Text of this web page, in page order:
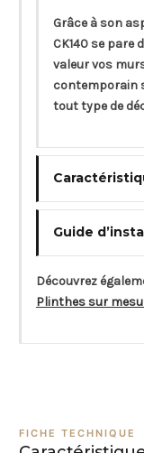
Grâce à son
CK140 se pare
valeur vos
contemporain
tout type de
Guide
Découvrez
Plinthes sur
FICHE TECHNIQUE